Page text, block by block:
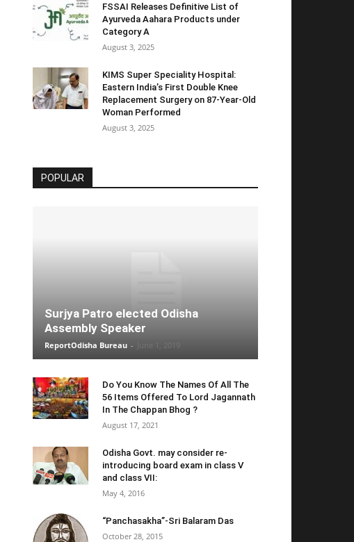
FSSAI Releases Definitive List of
Ayurveda Aahara Products under
Category A
August 3, 2025
KIMS Super Speciality Hospital:
Eastern India’s First Double Knee
Replacement Surgery on 87-Year-Old
Woman Performed
August 3, 2025
POPULAR
Surjya Patro elected Odisha
Assembly Speaker
ReportOdisha Bureau -
Do You Know The Names Of All The
56 Items Offered To Lord Jagannath
In The Chappan Bhog ?
August 17, 2021
Odisha Govt. may consider re-
introducing board exam in class V
and class VII:
May 4, 2016
“Panchasakha”-Sri Balaram Das
October 28, 2015